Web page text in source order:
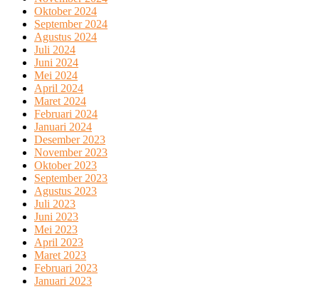
Oktober 2024
September 2024
Agustus 2024
Juli 2024
Juni 2024
Mei 2024
April 2024
Maret 2024
Februari 2024
Januari 2024
Desember 2023
November 2023
Oktober 2023
September 2023
Agustus 2023
Juli 2023
Juni 2023
Mei 2023
April 2023
Maret 2023
Februari 2023
Januari 2023